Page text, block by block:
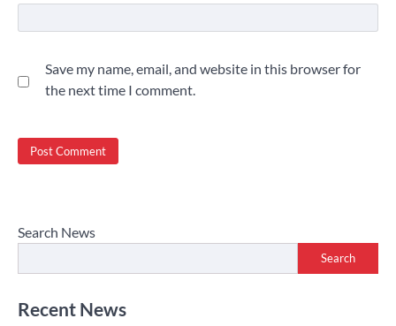
Save my name, email, and website in this browser for
the next time I comment.
Search News
Search
Recent News